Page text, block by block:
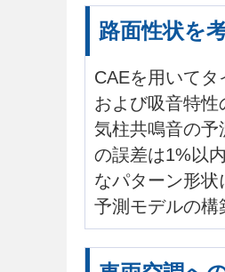
路面性状を
CAEを用いて
および吸音特
気柱共鳴音の予
の誤差は1%以
なパターン形
予測モデルの構